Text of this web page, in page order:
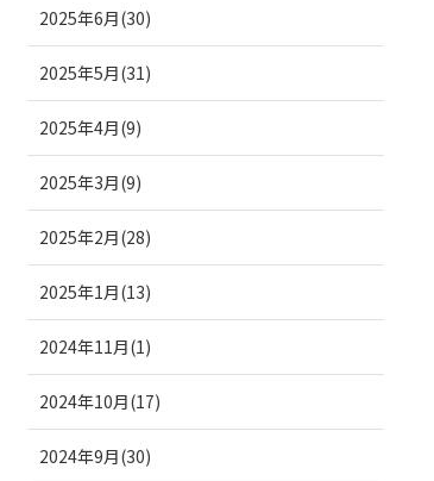
2025年6月(30)
2025年5月(31)
2025年4月(9)
2025年3月(9)
2025年2月(28)
2025年1月(13)
2024年11月(1)
2024年10月(17)
2024年9月(30)